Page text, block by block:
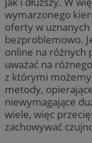
wymarzonego
oferty w
bezproblemowo.
online na różnych
uważać na
z którymi
metody,
niewymagające
wiele, więc
zachowywać